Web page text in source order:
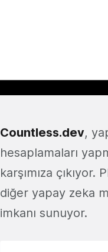
Countless.dev,
hesaplamaları
karşımıza
diğer yapay zeka
imkanı sunuyor.